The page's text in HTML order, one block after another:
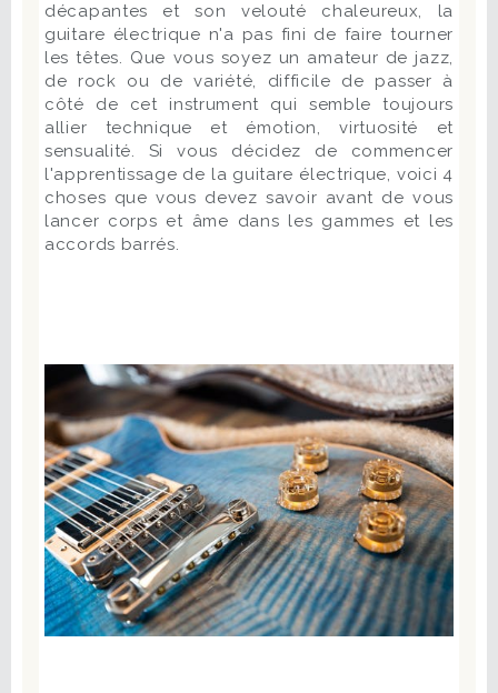
décapantes et son velouté chaleureux, la
guitare électrique n'a pas fini de faire tourner
les têtes. Que vous soyez un amateur de jazz,
de rock ou de variété, difficile de passer à
côté de cet instrument qui semble toujours
allier technique et émotion, virtuosité et
sensualité. Si vous décidez de commencer
l'apprentissage de la guitare électrique, voici 4
choses que vous devez savoir avant de vous
lancer corps et âme dans les gammes et les
accords barrés.